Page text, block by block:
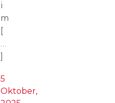
i
m
[
…
]
5
Oktober,